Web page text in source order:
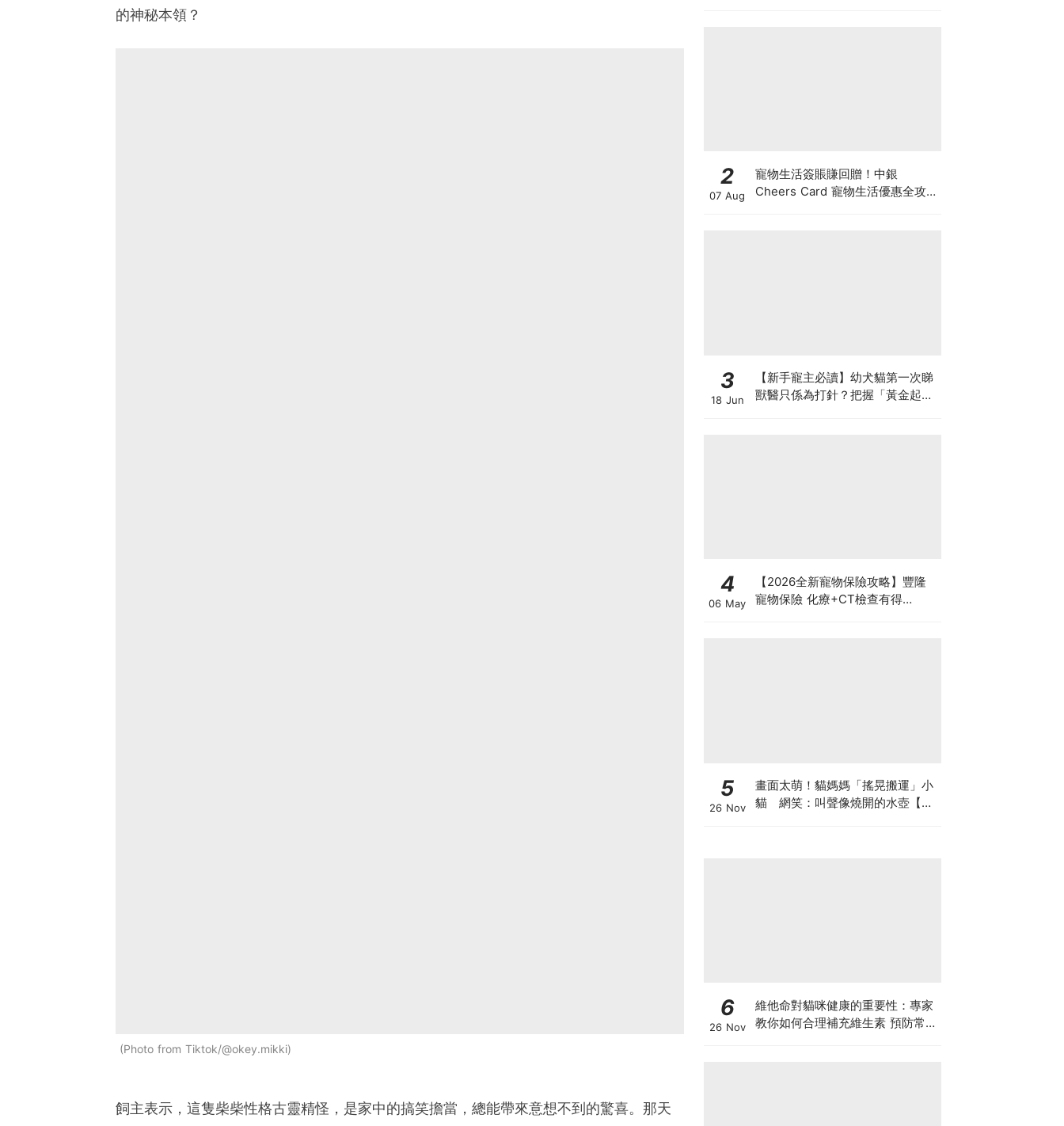
的神秘本領？
Photo from Tiktok/@okey.mikki
飼主表示，這隻柴柴性格古靈精怪，是家中的搞笑擔當，總能帶來意想不到的驚喜。那天
2
07 Aug
寵物生活簽賬賺回贈！中銀
Cheers Card 寵物生活優惠全攻
3
18 Jun
【新手寵主必讀】幼犬貓第一次睇
獸醫只係為打針？把握「黃金起跑
4
06 May
【2026全新寵物保險攻略】豐隆
寵物保險 化療+CT檢查有得
5
26 Nov
畫面太萌！貓媽媽「搖晃搬運」小
貓 網笑：叫聲像燒開的水壺【有
6
26 Nov
維他命對貓咪健康的重要性：專家
教你如何合理補充維生素 預防常見